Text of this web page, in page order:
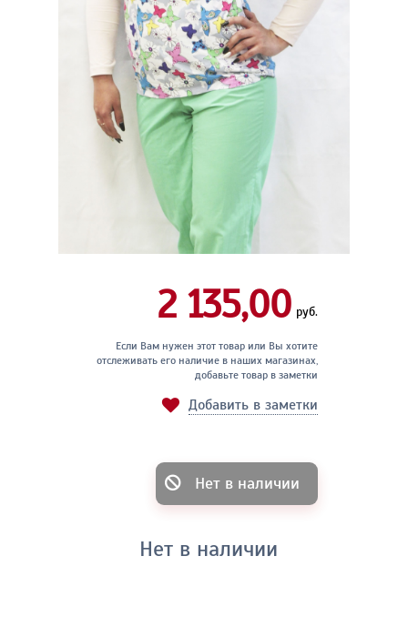
2 135,00 руб.
Если Вам нужен этот товар или Вы хотите
отслеживать его наличие в наших магазинах,
добавьте товар в заметки
Добавить в заметки
Нет в наличии
Нет в наличии